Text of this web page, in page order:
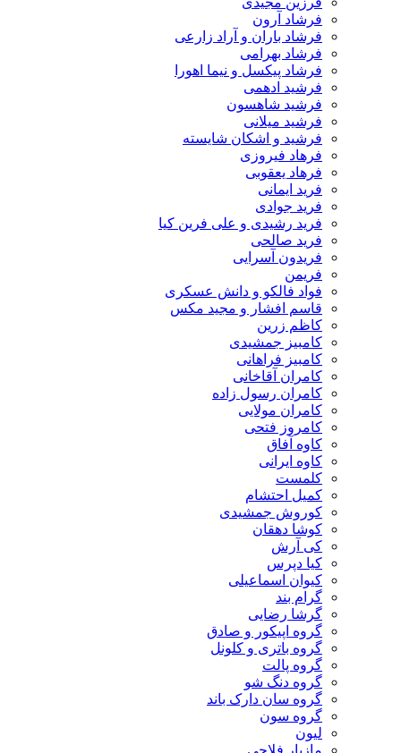
فرشاد آرون
فرشاد باران و آراد زارعی
فرشاد بهرامی
فرشاد پیکسل و نیما اهورا
فرشید ادهمی
فرشید شاهسون
فرشید میلانی
فرشید و اشکان شایسته
فرهاد فیروزی
فرهاد یعقوبی
فرید ایمانی
فرید جوادی
فرید رشیدی و علی فرین کیا
فرید صالحی
فریدون آسرایی
فریمن
فواد فالکو و دانش عسکری
قاسم افشار و مجید مکس
کاظم زرین
کامبیز جمشیدی
کامبیز فراهانی
کامران آقاخانی
کامران رسول زاده
کامران مولایی
کامروز فتحی
کاوه آفاق
کاوه ایرانی
کلمست
کمیل احتشام
کوروش جمشیدی
کوشا دهقان
کی آرش
کیا دپرس
کیوان اسماعیلی
گرام بند
گرشا رضایی
گروه اپیکور و صادق
گروه باتری و کلونل
گروه پالت
گروه دنگ شو
گروه سان دارک باند
گروه سون
لیون
مازیار فلاحی